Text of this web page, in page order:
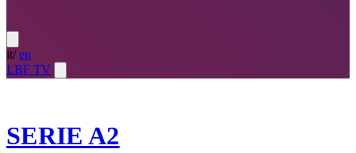
it/ en
LBF TV
SERIE A2